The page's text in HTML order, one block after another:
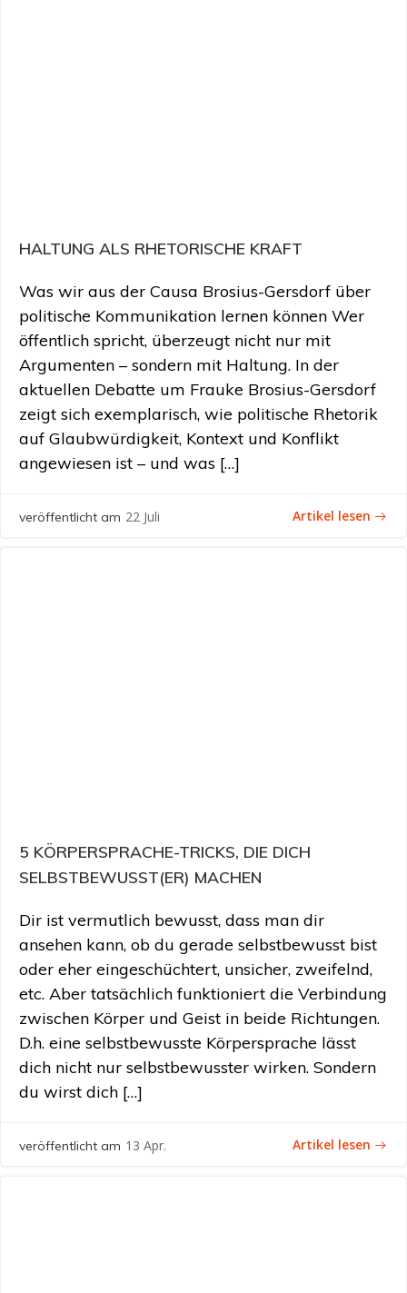
HALTUNG ALS RHETORISCHE KRAFT
Was wir aus der Causa Brosius-Gersdorf über
politische Kommunikation lernen können Wer
öffentlich spricht, überzeugt nicht nur mit
Argumenten – sondern mit Haltung. In der
aktuellen Debatte um Frauke Brosius-Gersdorf
zeigt sich exemplarisch, wie politische Rhetorik
auf Glaubwürdigkeit, Kontext und Konflikt
angewiesen ist – und was […]
veröffentlicht am 22 Juli Artikel lesen
5 KÖRPERSPRACHE-TRICKS, DIE DICH
SELBSTBEWUSST(ER) MACHEN
Dir ist vermutlich bewusst, dass man dir
ansehen kann, ob du gerade selbstbewusst bist
oder eher eingeschüchtert, unsicher, zweifelnd,
etc. Aber tatsächlich funktioniert die Verbindung
zwischen Körper und Geist in beide Richtungen.
D.h. eine selbstbewusste Körpersprache lässt
dich nicht nur selbstbewusster wirken. Sondern
du wirst dich […]
veröffentlicht am 13 Apr. Artikel lesen